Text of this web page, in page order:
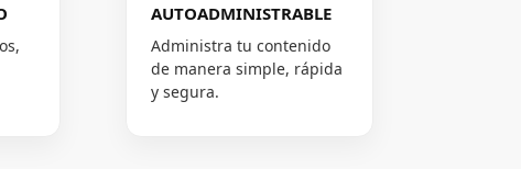
AUTOADMINISTRABLE
Administra tu contenido
de manera simple, rápida
y segura.